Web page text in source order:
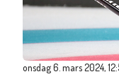
onsdag 6. mars 2024,